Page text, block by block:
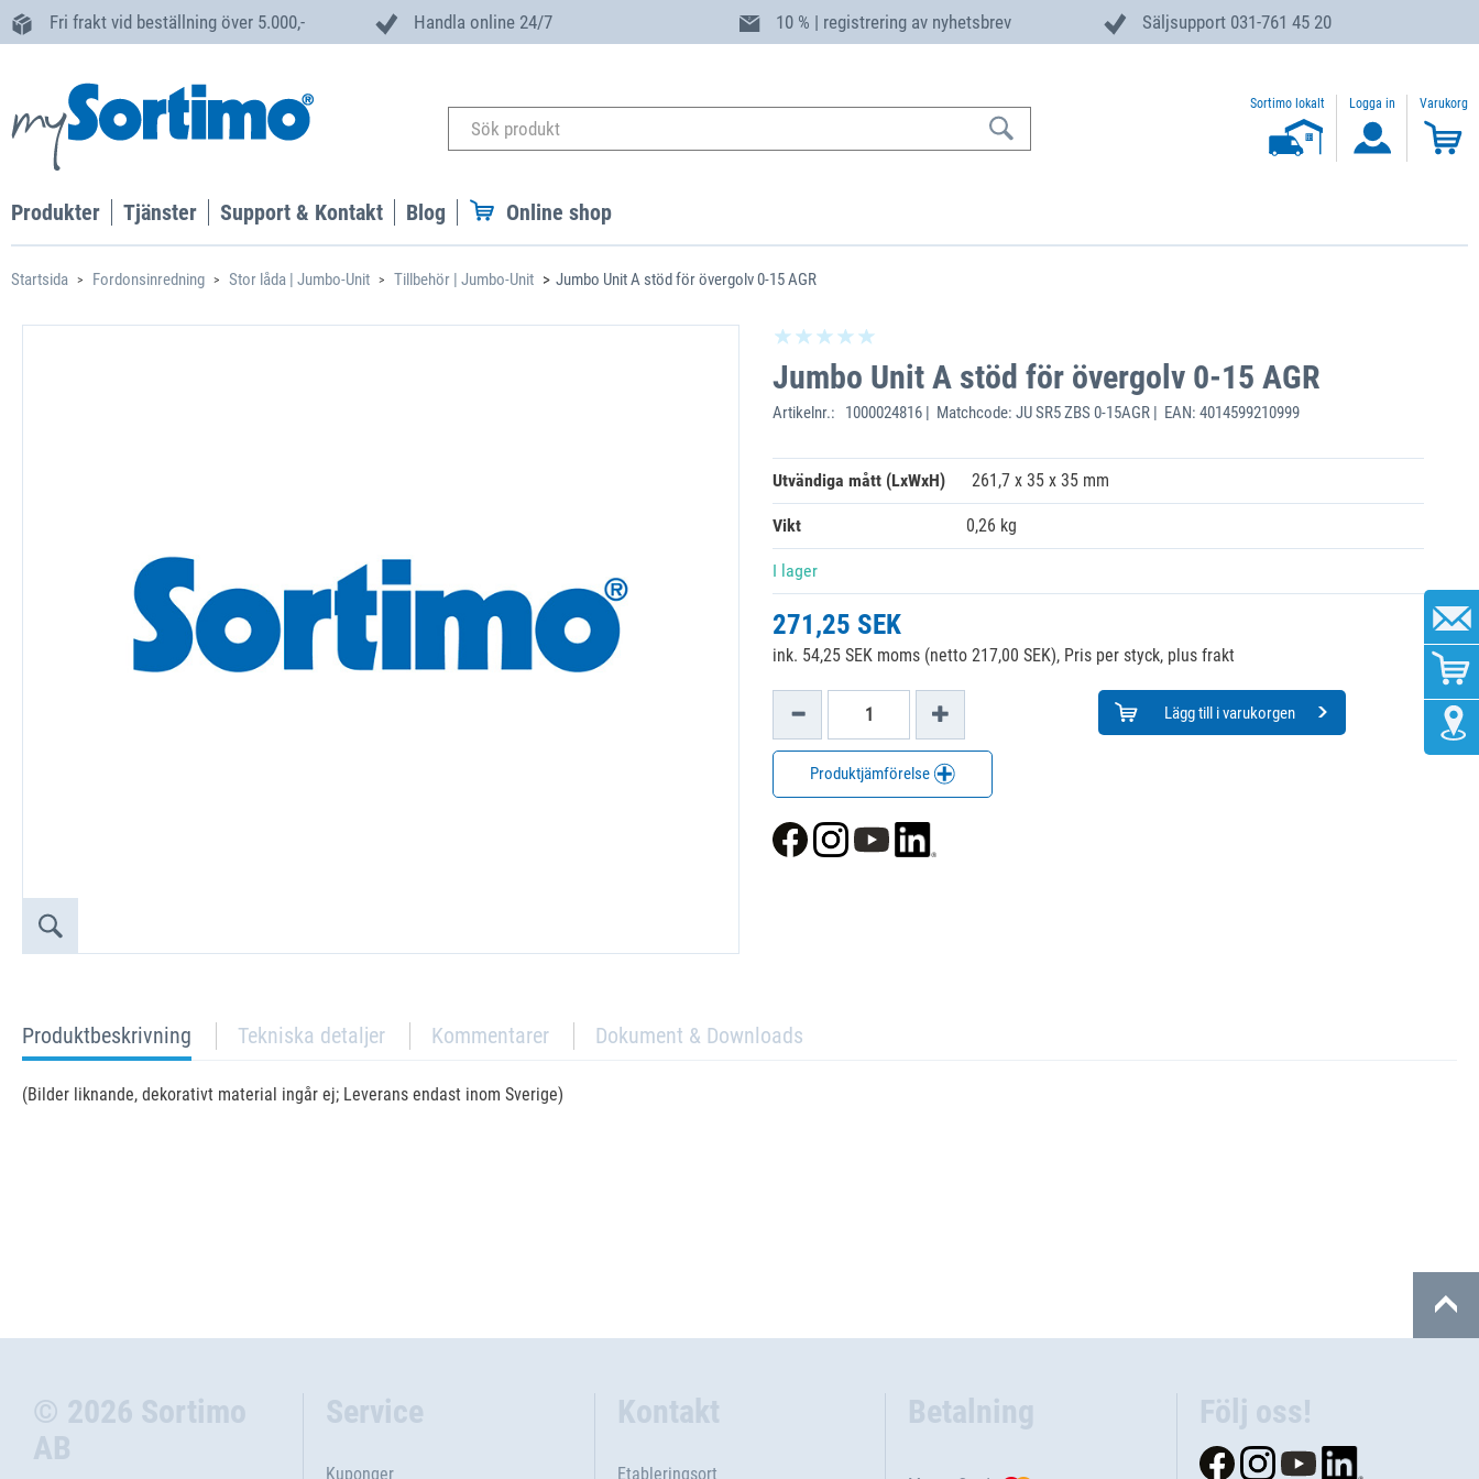
Fri frakt vid beställning över 5.000,- Handla online 24/7 10 % | registrering av nyhetsbrev Säljsupport 031-761 45 20
Sortimo lokalt Logga in Varukorg
Produkter Tjänster Support & Kontakt Blog Online shop
Startsida Fordonsinredning Stor låda | Jumbo-Unit Tillbehör | Jumbo-Unit Jumbo Unit A stöd för övergolv 0-15 AGR
Jumbo Unit A stöd för övergolv 0-15 AGR
Artikelnr.: 1000024816 | Matchcode: JU SR5 ZBS 0-15AGR | EAN: 4014599210999
Utvändiga mått (LxWxH) 261,7 x 35 x 35 mm
Vikt 0,26 kg
I lager
271,25 SEK
ink. 54,25 SEK moms (netto 217,00 SEK), Pris per styck, plus frakt
Lägg till i varukorgen
Produktjämförelse
current
tab:
Produktbeskrivning Tekniska detaljer Kommentarer Dokument & Downloads
(Bilder liknande, dekorativt material ingår ej; Leverans endast inom Sverige)
© 2026 Sortimo
AB
Service
Kuponger
Kontakt
Etableringsort
Betalning Följ oss!